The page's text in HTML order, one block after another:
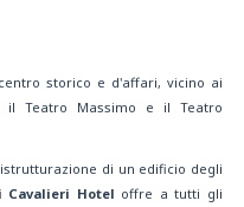
storico e d'affari, vicino ai
Teatro Massimo e il Teatro
di un edificio degli
Cavalieri Hotel offre a tutti gli